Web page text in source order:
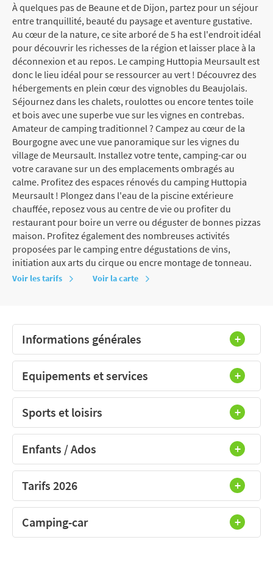
À quelques pas de Beaune et de Dijon, partez pour un séjour
entre tranquillité, beauté du paysage et aventure gustative.
Au cœur de la nature, ce site arboré de 5 ha est l'endroit idéal
pour découvrir les richesses de la région et laisser place à la
déconnexion et au repos. Le camping Huttopia Meursault est
donc le lieu idéal pour se ressourcer au vert ! Découvrez des
hébergements en plein cœur des vignobles du Beaujolais.
Séjournez dans les chalets, roulottes ou encore tentes toile
et bois avec une superbe vue sur les vignes en contrebas.
Amateur de camping traditionnel ? Campez au cœur de la
Bourgogne avec une vue panoramique sur les vignes du
village de Meursault. Installez votre tente, camping-car ou
votre caravane sur un des emplacements ombragés au
calme. Profitez des espaces rénovés du camping Huttopia
Meursault ! Plongez dans l'eau de la piscine extérieure
chauffée, reposez vous au centre de vie ou profiter du
restaurant pour boire un verre ou déguster de bonnes pizzas
maison. Profitez également des nombreuses activités
proposées par le camping entre dégustations de vins,
initiation aux arts du cirque ou encre montage de tonneau.
Voir les tarifs Voir la carte
Informations générales
Equipements et services
Sports et loisirs
Enfants / Ados
Tarifs 2026
Camping-car